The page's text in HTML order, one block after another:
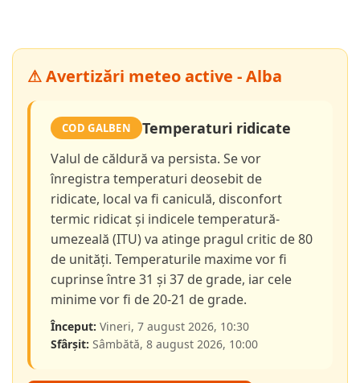
⚠ Avertizări meteo active - Alba
COD GALBEN Temperaturi ridicate
Valul de căldură va persista. Se vor
înregistra temperaturi deosebit de
ridicate, local va fi caniculă, disconfort
termic ridicat și indicele temperatură-
umezeală (ITU) va atinge pragul critic de 80
de unități. Temperaturile maxime vor fi
cuprinse între 31 și 37 de grade, iar cele
minime vor fi de 20-21 de grade.
Început: Vineri, 7 august 2026, 10:30
Sfârșit: Sâmbătă, 8 august 2026, 10:00